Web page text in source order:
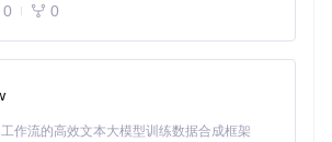
乐
"模式，使用普通耳机也能获得沉浸式听
0 0
作流的高效文本大模型训练数据合成框架